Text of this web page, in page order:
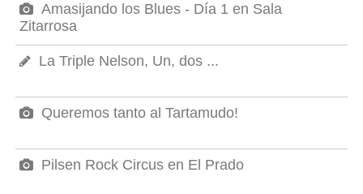
Amasijando los Blues - Día 1 en Sala
Zitarrosa
La Triple Nelson, Un, dos ...
Queremos tanto al Tartamudo!
Pilsen Rock Circus en El Prado